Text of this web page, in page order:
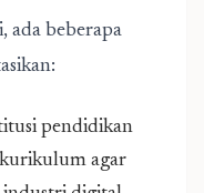
ada beberapa
pendidikan
agar